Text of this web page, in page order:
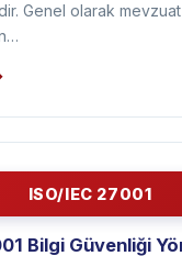
önlemlerin alınmasını
Genel olarak mevzuat
ISO/IEC 27001